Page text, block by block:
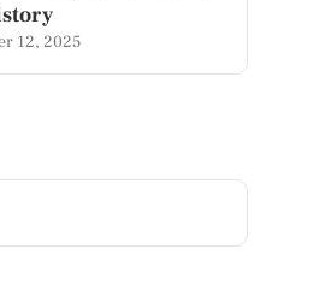
12, 2025